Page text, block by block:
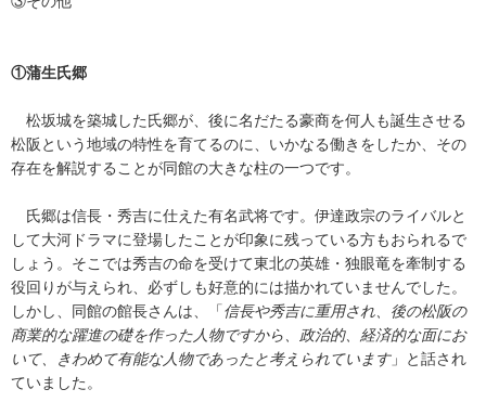
①蒲生氏郷
松坂城を築城した氏郷が、後に名だたる豪商を何人も誕生させる
松阪という地域の特性を育てるのに、いかなる働きをしたか、その
存在を解説することが同館の大きな柱の一つです。
氏郷は信長・秀吉に仕えた有名武将です。伊達政宗のライバルと
して大河ドラマに登場したことが印象に残っている方もおられるで
しょう。そこでは秀吉の命を受けて東北の英雄・独眼竜を牽制する
役回りが与えられ、必ずしも好意的には描かれていませんでした。
しかし、同館の館長さんは、「信長や秀吉に重用され、後の松阪の
商業的な躍進の礎を作った人物ですから、政治的、経済的な面にお
いて、きわめて有能な人物であったと考えられています」と話され
ていました。